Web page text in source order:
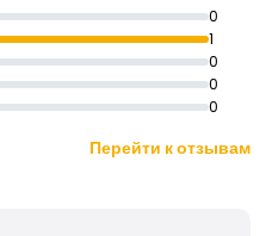
0
1
0
0
0
Перейти к отзывам